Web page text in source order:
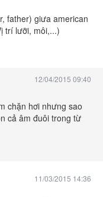
father) giưa american
trí lưỡi, môi,...)
12/04/2015 09:40
chặn hơi nhưng sao
cả âm đuôi trong từ
11/03/2015 14:36